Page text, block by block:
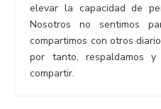
elevar la capacidad de
Nosotros no sentimos
compartimos con otros
por tanto, respaldamos
compartir.